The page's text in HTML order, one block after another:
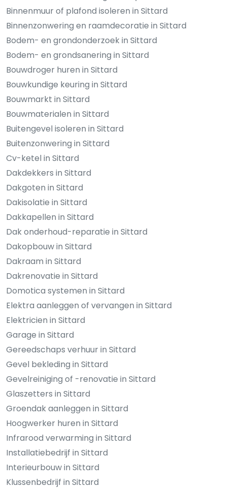
Binnenmuur of plafond isoleren in Sittard
Binnenzonwering en raamdecoratie in Sittard
Bodem- en grondonderzoek in Sittard
Bodem- en grondsanering in Sittard
Bouwdroger huren in Sittard
Bouwkundige keuring in Sittard
Bouwmarkt in Sittard
Bouwmaterialen in Sittard
Buitengevel isoleren in Sittard
Buitenzonwering in Sittard
Cv-ketel in Sittard
Dakdekkers in Sittard
Dakgoten in Sittard
Dakisolatie in Sittard
Dakkapellen in Sittard
Dak onderhoud-reparatie in Sittard
Dakopbouw in Sittard
Dakraam in Sittard
Dakrenovatie in Sittard
Domotica systemen in Sittard
Elektra aanleggen of vervangen in Sittard
Elektricien in Sittard
Garage in Sittard
Gereedschaps verhuur in Sittard
Gevel bekleding in Sittard
Gevelreiniging of -renovatie in Sittard
Glaszetters in Sittard
Groendak aanleggen in Sittard
Hoogwerker huren in Sittard
Infrarood verwarming in Sittard
Installatiebedrijf in Sittard
Interieurbouw in Sittard
Klussenbedrijf in Sittard